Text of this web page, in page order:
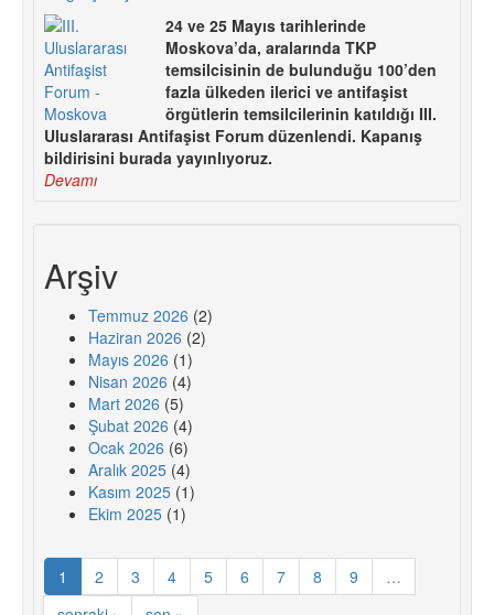
24 ve 25 Mayıs tarihlerinde
Moskova’da, aralarında TKP
temsilcisinin de bulunduğu 100’den
fazla ülkeden ilerici ve antifaşist
örgütlerin temsilcilerinin katıldığı III.
Uluslararası Antifaşist Forum düzenlendi. Kapanış
bildirisini burada yayınlıyoruz.
Devamı
Arşiv
Temmuz 2026 (2)
Haziran 2026 (2)
Mayıs 2026 (1)
Nisan 2026 (4)
Mart 2026 (5)
Şubat 2026 (4)
Ocak 2026 (6)
Aralık 2025 (4)
Kasım 2025 (1)
Ekim 2025 (1)
1 2 3 4 5 6 7 8 9
…